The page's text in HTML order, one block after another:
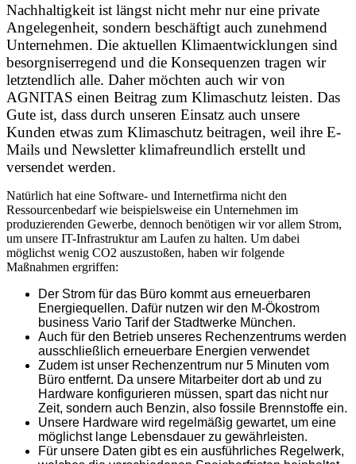
Nachhaltigkeit ist längst nicht mehr nur eine private
Angelegenheit, sondern beschäftigt auch zunehmend
Unternehmen. Die aktuellen Klimaentwicklungen sind
besorgniserregend und die Konsequenzen tragen wir
letztendlich alle. Daher möchten auch wir von
AGNITAS einen Beitrag zum Klimaschutz leisten. Das
Gute ist, dass durch unseren Einsatz auch unsere
Kunden etwas zum Klimaschutz beitragen, weil ihre E-
Mails und Newsletter klimafreundlich erstellt und
versendet werden.
Natürlich hat eine Software- und Internetfirma nicht den
Ressourcenbedarf wie beispielsweise ein Unternehmen im
produzierenden Gewerbe, dennoch benötigen wir vor allem Strom,
um unsere IT-Infrastruktur am Laufen zu halten. Um dabei
möglichst wenig CO2 auszustoßen, haben wir folgende
Maßnahmen ergriffen:
Der Strom für das Büro kommt aus erneuerbaren
Energiequellen. Dafür nutzen wir den M-Ökostrom
business Vario Tarif der Stadtwerke München.
Auch für den Betrieb unseres Rechenzentrums werden
ausschließlich erneuerbare Energien verwendet
Zudem ist unser Rechenzentrum nur 5 Minuten vom
Büro entfernt. Da unsere Mitarbeiter dort ab und zu
Hardware konfigurieren müssen, spart das nicht nur
Zeit, sondern auch Benzin, also fossile Brennstoffe ein.
Unsere Hardware wird regelmäßig gewartet, um eine
möglichst lange Lebensdauer zu gewährleisten.
Für unsere Daten gibt es ein ausführliches Regelwerk,